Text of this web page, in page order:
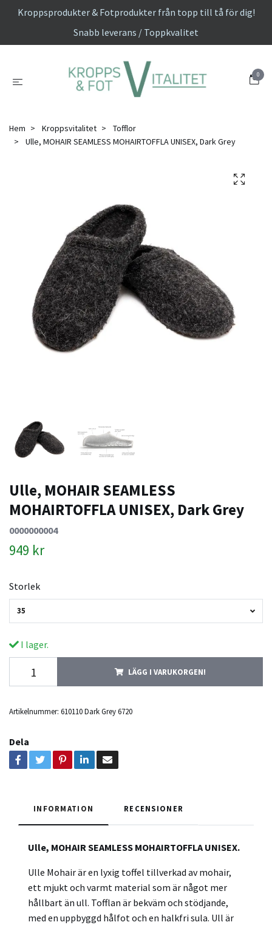
Kroppsprodukter & Fotprodukter från topp till tå för dig!
Snabb leverans / Toppkvalitet
0
Hem Kroppsvitalitet
Tofflor
Ulle, MOHAIR SEAMLESS MOHAIRTOFFLA UNISEX, Dark Grey
Ulle, MOHAIR SEAMLESS
MOHAIRTOFFLA UNISEX, Dark Grey
0000000004
949 kr
Storlek
35
I lager.
LÄGG I VARUKORGEN!
Artikelnummer: 610110 Dark Grey 6720
Dela
INFORMATION RECENSIONER
Ulle, MOHAIR SEAMLESS MOHAIRTOFFLA UNISEX.
Ulle Mohair är en lyxig toffel tillverkad av mohair,
ett mjukt och varmt material som är något mer
hållbart än ull. Tofflan är bekväm och stödjande,
med en uppbyggd hålfot och en halkfri sula. Ull är